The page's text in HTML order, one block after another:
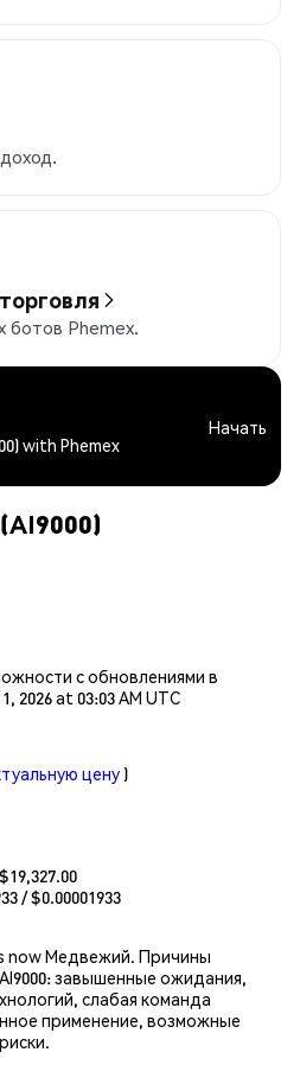
ботов Phemex.
with Phemex
Начать
с обновлениями в
2026 at 03:03 AM UTC
цену )
$19,327.00
/ $0.00001933
now Медвежий. Причины
завышенные ожидания,
слабая команда
применение, возможные